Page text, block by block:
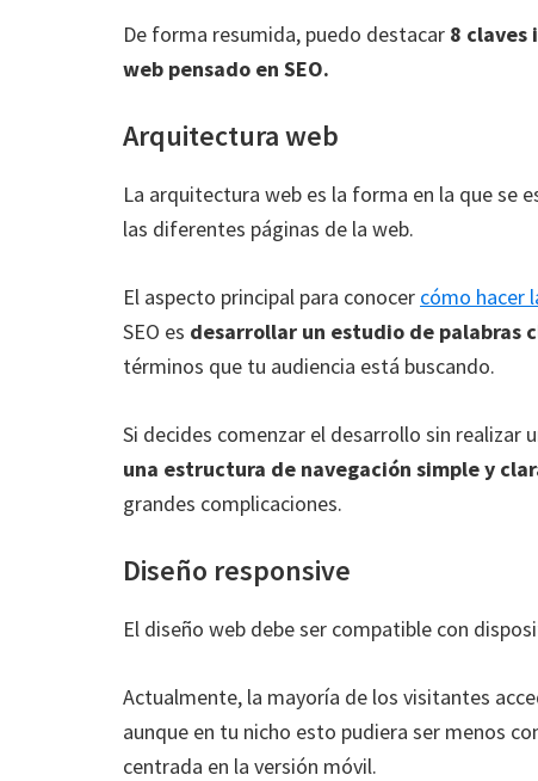
De forma resumida, puedo destacar 8 claves
web pensado en SEO.
Arquitectura web
La arquitectura web es la forma en la que se
las diferentes páginas de la web.
El aspecto principal para conocer cómo hacer
SEO es desarrollar un estudio de palabras
términos que tu audiencia está buscando.
Si decides comenzar el desarrollo sin
una estructura de navegación simple y
grandes complicaciones.
Diseño responsive
El diseño web debe ser compatible con
Actualmente, la mayoría de los visitantes
aunque en tu nicho esto pudiera ser menos
centrada en la versión móvil.